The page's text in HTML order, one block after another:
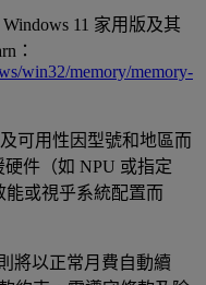
11 家用版及其
：
win32/memory/memory-
及可用性因型號和地區而
件（如 NPU 或指定
或視乎系統配置而
將以正常月費自動續